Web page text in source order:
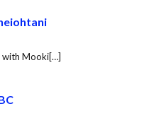
with Mooki[…]